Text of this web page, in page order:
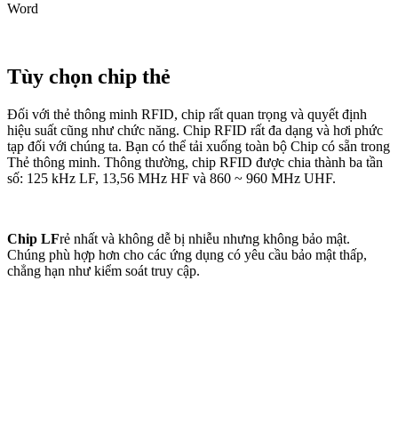
Word
Tùy chọn chip thẻ
Đối với thẻ thông minh RFID, chip rất quan trọng và quyết định
hiệu suất cũng như chức năng. Chip RFID rất đa dạng và hơi phức
tạp đối với chúng ta. Bạn có thể tải xuống toàn bộ Chip có sẵn trong
Thẻ thông minh. Thông thường, chip RFID được chia thành ba tần
số: 125 kHz LF, 13,56 MHz HF và 860 ~ 960 MHz UHF.
Chip LFrẻ nhất và không dễ bị nhiễu nhưng không bảo mật.
Chúng phù hợp hơn cho các ứng dụng có yêu cầu bảo mật thấp,
chẳng hạn như kiểm soát truy cập.